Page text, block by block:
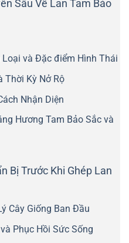
Sâu Về Lan Tam Bảo
Loại và Đặc điểm Hình Thái
Thời Kỳ Nở Rộ
Nhận Diện
Hương Tam Bảo Sắc và
Bị Trước Khi Ghép Lan
Cây Giống Ban Đầu
Phục Hồi Sức Sống